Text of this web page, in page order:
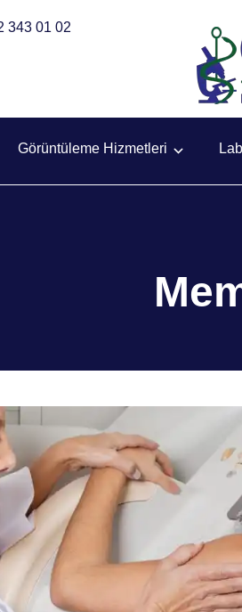
343 01 02
Görüntüleme Hizmetleri